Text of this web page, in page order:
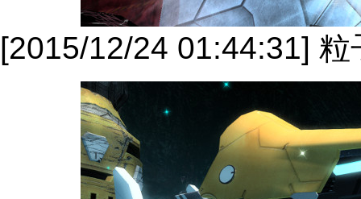
[2015/12/24 01:44:31]